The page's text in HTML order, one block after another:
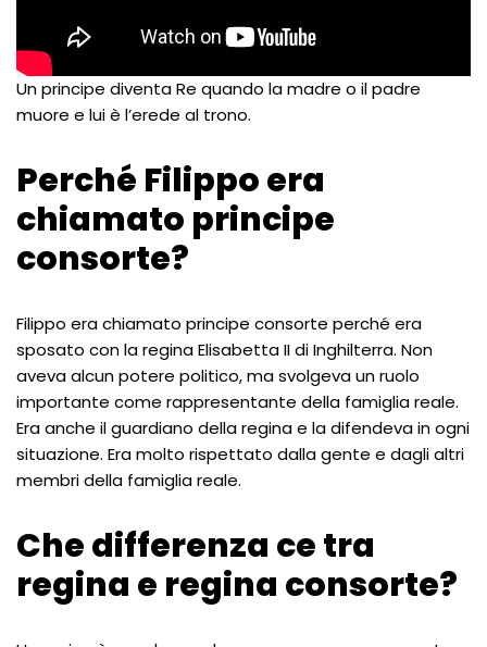
Un principe diventa Re quando la madre o il padre
muore e lui è l’erede al trono.
Perché Filippo era
chiamato principe
consorte?
Filippo era chiamato principe consorte perché era
sposato con la regina Elisabetta II di Inghilterra. Non
aveva alcun potere politico, ma svolgeva un ruolo
importante come rappresentante della famiglia reale.
Era anche il guardiano della regina e la difendeva in ogni
situazione. Era molto rispettato dalla gente e dagli altri
membri della famiglia reale.
Che differenza ce tra
regina e regina consorte?